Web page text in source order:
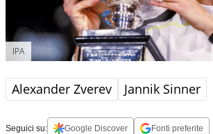
IPA
Alexander Zverev Jannik Sinner
Seguici su: Google Discover Fonti preferite